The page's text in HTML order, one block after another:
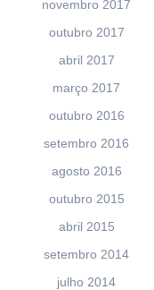
novembro 2017
outubro 2017
abril 2017
março 2017
outubro 2016
setembro 2016
agosto 2016
outubro 2015
abril 2015
setembro 2014
julho 2014